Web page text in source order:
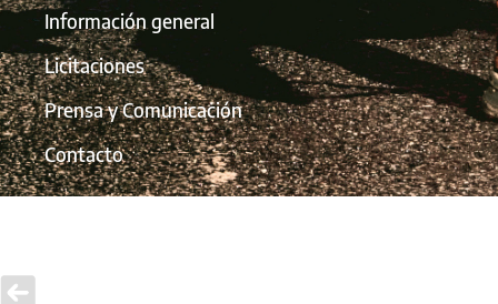
Información general
Licitaciones
Prensa y Comunicación
Contacto